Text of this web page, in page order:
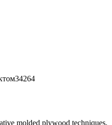
molded plywood techniques,